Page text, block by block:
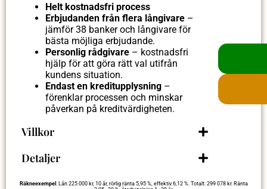
Helt kostnadsfri process
Erbjudanden från flera långivare –
jämför 38 banker och långivare för
bästa möjliga erbjudande.
Personlig rådgivare – kostnadsfri
hjälp för att göra rätt val utifrån
kundens situation.
Endast en kreditupplysning –
förenklar processen och minskar
påverkan på kreditvärdigheten.
Villkor
Detaljer
Räkneexempel : Lån 225 000 kr, 10 år, rörlig ränta 5,95 %, effektiv 6,12 %. Totalt: 299 078 kr. Ränta